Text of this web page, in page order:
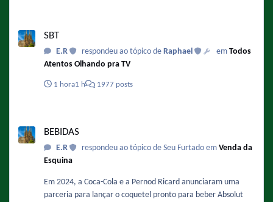
SBT
E.R respondeu ao tópico de Raphael emTodos
Atentos Olhando pra TV
1 hora1 h 1977 posts
BEBIDAS
E.R respondeu ao tópico de Seu Furtado em Venda da
Esquina
Em 2024, a Coca-Cola e a Pernod Ricard anunciaram uma
parceria para lançar o coquetel pronto para beber Absolut